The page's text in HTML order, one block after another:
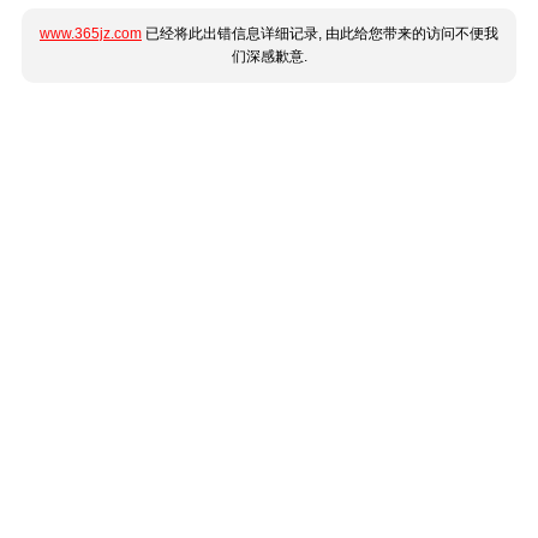
www.365jz.com 已经将此出错信息详细记录, 由此给您带来的访问不便我
们深感歉意.